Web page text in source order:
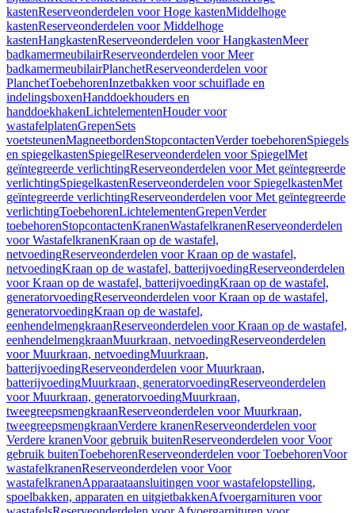
kastenReserveonderdelen voor Hoge kastenMiddelhoge
kastenReserveonderdelen voor Middelhoge
kastenHangkastenReserveonderdelen voor HangkastenMeer
badkamermeubilairReserveonderdelen voor Meer
badkamermeubilairPlanchetReserveonderdelen voor
PlanchetToebehorenInzetbakken voor schuiflade en
indelingsboxenHanddoekhouders en
handdoekhakenLichtelementenHouder voor
wastafelplatenGrepenSets
voetsteunenMagneetbordenStopcontactenVerder toebehorenSpiegels
en spiegelkastenSpiegelReserveonderdelen voor SpiegelMet
geïntegreerde verlichtingReserveonderdelen voor Met geïntegreerde
verlichtingSpiegelkastenReserveonderdelen voor SpiegelkastenMet
geïntegreerde verlichtingReserveonderdelen voor Met geïntegreerde
verlichtingToebehorenLichtelementenGrepenVerder
toebehorenStopcontactenKranenWastafelkranenReserveonderdelen
voor WastafelkranenKraan op de wastafel,
netvoedingReserveonderdelen voor Kraan op de wastafel,
netvoedingKraan op de wastafel, batterijvoedingReserveonderdelen
voor Kraan op de wastafel, batterijvoedingKraan op de wastafel,
generatorvoedingReserveonderdelen voor Kraan op de wastafel,
generatorvoedingKraan op de wastafel,
eenhendelmengkraanReserveonderdelen voor Kraan op de wastafel,
eenhendelmengkraanMuurkraan, netvoedingReserveonderdelen
voor Muurkraan, netvoedingMuurkraan,
batterijvoedingReserveonderdelen voor Muurkraan,
batterijvoedingMuurkraan, generatorvoedingReserveonderdelen
voor Muurkraan, generatorvoedingMuurkraan,
tweegreepsmengkraanReserveonderdelen voor Muurkraan,
tweegreepsmengkraanVerdere kranenReserveonderdelen voor
Verdere kranenVoor gebruik buitenReserveonderdelen voor Voor
gebruik buitenToebehorenReserveonderdelen voor ToebehorenVoor
wastafelkranenReserveonderdelen voor Voor
wastafelkranenApparaataansluitingen voor wastafelopstelling,
spoelbakken, apparaten en uitgietbakkenAfvoergarnituren voor